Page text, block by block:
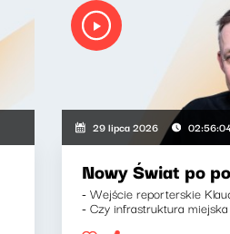
29 lipca 2026
Nowy Świat po
- Wejście reporterskie
- Czy infrastruktura miejska